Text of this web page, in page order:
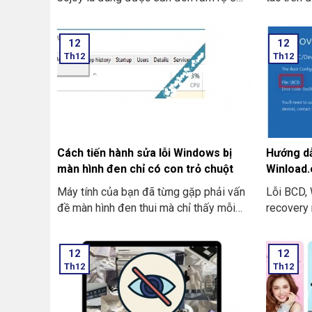
chơi điện tử ở trên điện thoại di động.
12
Th12
Cách tiến hành sửa lỗi Windows bị
màn hình đen chỉ có con trỏ chuột
Máy tính của bạn đã từng gặp phải vấn
đề màn hình đen thui mà chỉ thấy mỗi
phải lo lắng đâu nhé, ở bài viết này
THIÊN SƠN COMPUTER sẽ giúp bạn
cách tiến hành sửa lỗi Windows bị màn
hình đen chỉ có con trỏ chuột thật đơn
giản nhé.
12
Th12
Hướng
Lỗi BCD,
recovery
thường
cũng có thể
Recovery
12
Th12
12
Th12